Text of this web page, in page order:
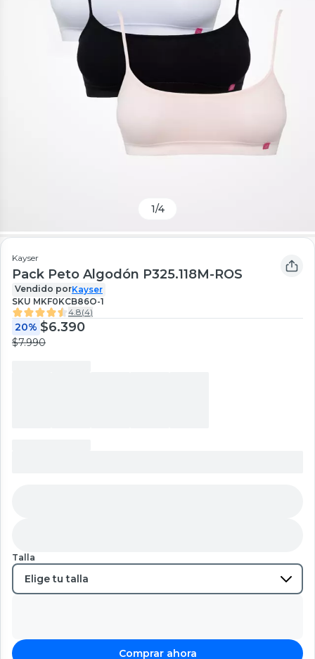
1/4
Kayser
Pack Peto Algodón P325.118M-ROS
Vendido porKayser
SKU MKF0KCB86O-1
4.8(4)
20% $6.390
$7.990
Talla
Comprar ahora